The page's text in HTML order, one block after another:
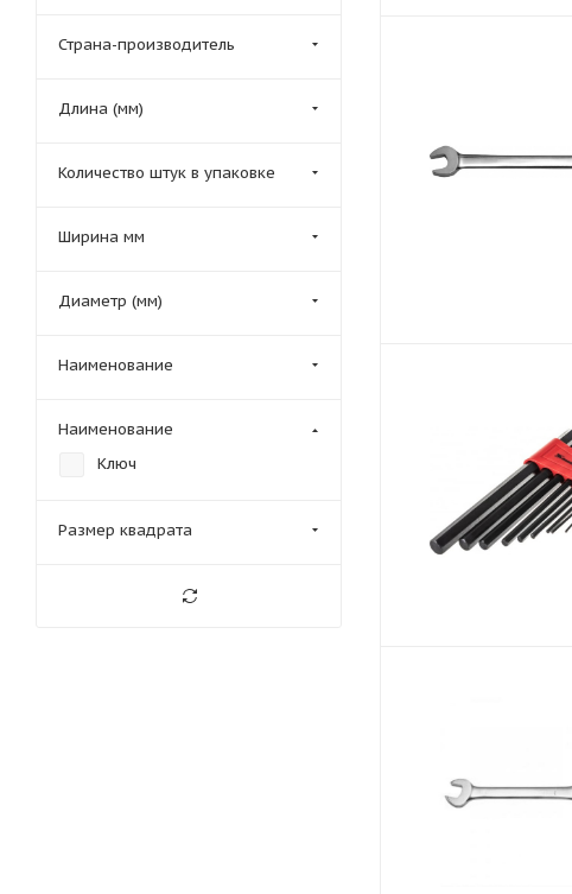
Страна-производитель
Длина (мм)
Количество штук в упаковке
Ширина мм
Диаметр (мм)
Наименование
Наименование
Ключ
Размер квадрата